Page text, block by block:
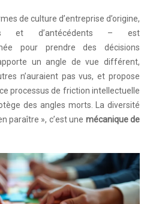
de culture d’entreprise d’origine,
et d’antécédents – est
pour prendre des décisions
un angle de vue différent,
n’auraient pas vus, et propose
processus de friction intellectuelle
des angles morts. La diversité
paraître », c’est une mécanique de